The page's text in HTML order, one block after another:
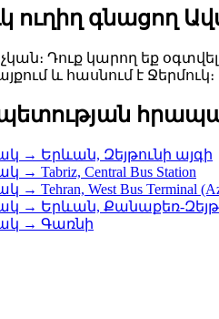
ուղիղ գնացող
չկան։ Դուք կարող եք
և հասնում է Ջերմուկ։
Երևան, Զեյթունի այգի
Central Bus Station
West Bus Terminal
Երևան, Քանաքեռ-
→ Գառնի